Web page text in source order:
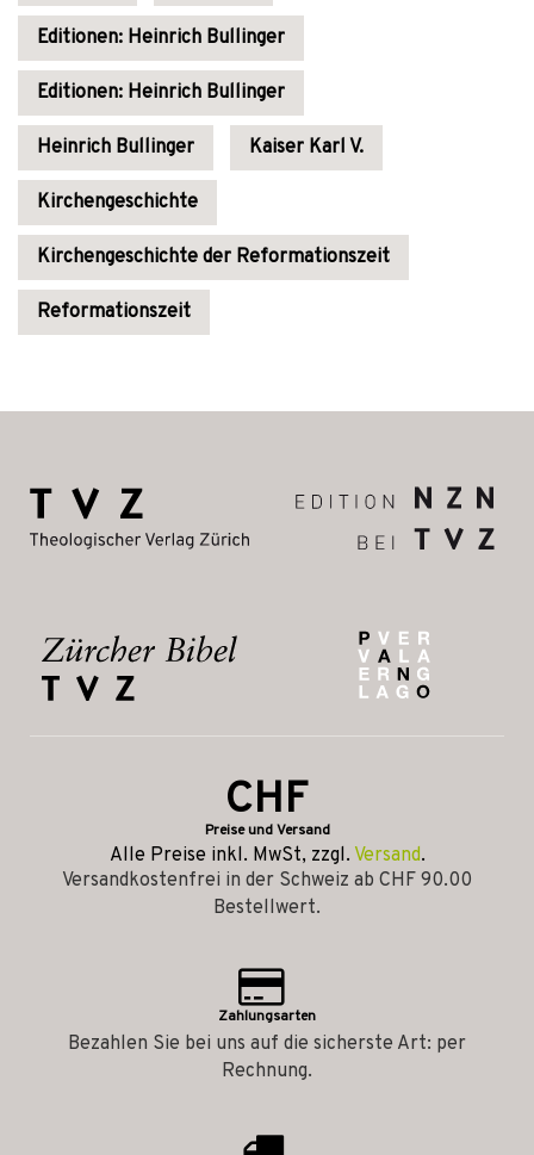
Editionen: Heinrich Bullinger
Editionen: Heinrich Bullinger
Heinrich Bullinger Kaiser Karl V.
Kirchengeschichte
Kirchengeschichte der Reformationszeit
Reformationszeit
CHF
Preise und Versand
Alle Preise inkl. MwSt, zzgl. Versand.
Versandkostenfrei in der Schweiz ab CHF 90.00
Bestellwert.
Zahlungsarten
Bezahlen Sie bei uns auf die sicherste Art: per
Rechnung.